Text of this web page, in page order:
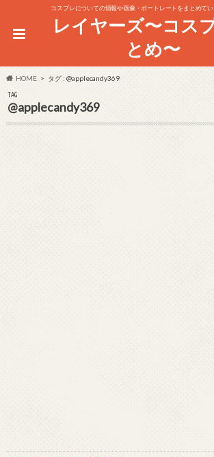
コスプレについての情報や画像・ポートレートをまとめてい
レイヤーズ〜コス
とめ〜
HOME タグ : @applecandy369
TAG
@applecandy369